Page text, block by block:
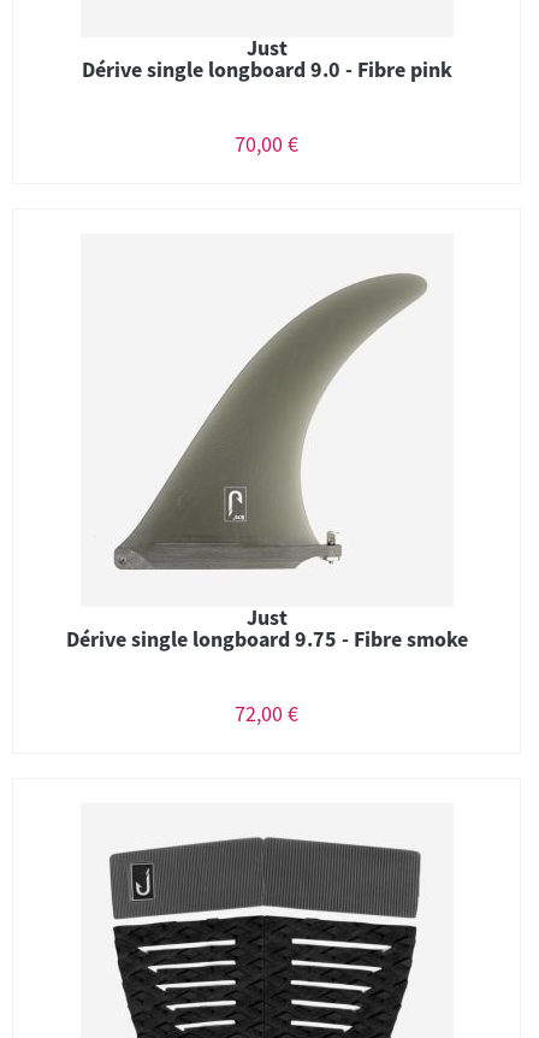
Just
Dérive single longboard 9.0 - Fibre pink
70,00 €
Just
Dérive single longboard 9.75 - Fibre smoke
72,00 €